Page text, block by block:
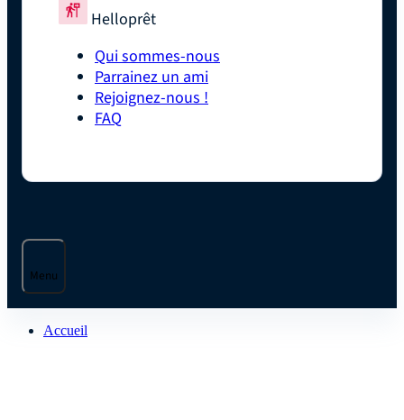
Helloprêt
Qui sommes-nous
Parrainez un ami
Rejoignez-nous !
FAQ
Menu
Accueil